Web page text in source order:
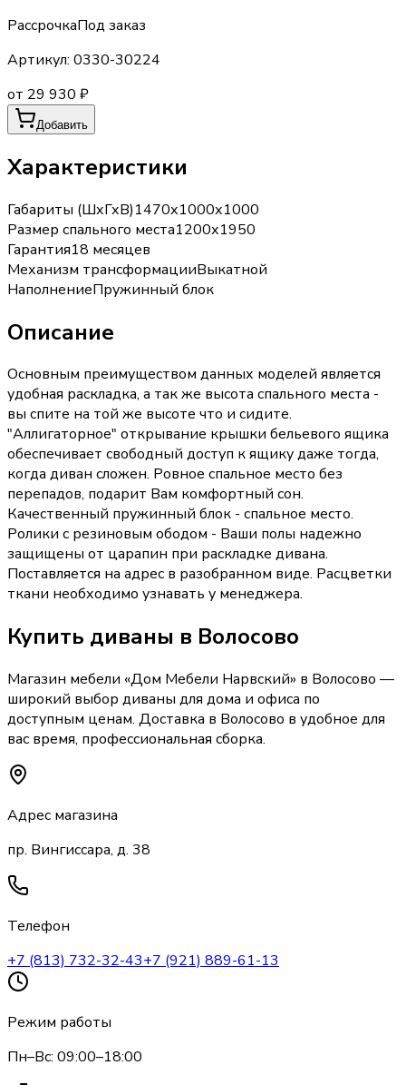
РассрочкаПод заказ
Артикул: 0330-30224
от 29 930 ₽
Добавить
Характеристики
Габариты (ШхГхВ)1470х1000х1000
Размер спального места1200х1950
Гарантия18 месяцев
Механизм трансформацииВыкатной
НаполнениеПружинный блок
Описание
Основным преимуществом данных моделей является
удобная раскладка, а так же высота спального места -
вы спите на той же высоте что и сидите.
"Аллигаторное" открывание крышки бельевого ящика
обеспечивает свободный доступ к ящику даже тогда,
когда диван сложен. Ровное спальное место без
перепадов, подарит Вам комфортный сон.
Качественный пружинный блок - спальное место.
Ролики с резиновым ободом - Ваши полы надежно
защищены от царапин при раскладке дивана.
Поставляется на адрес в разобранном виде. Расцветки
ткани необходимо узнавать у менеджера.
Купить диваны в Волосово
Магазин мебели «Дом Мебели Нарвский» в Волосово —
широкий выбор диваны для дома и офиса по
доступным ценам. Доставка в Волосово в удобное для
вас время, профессиональная сборка.
Адрес магазина
пр. Вингиссара, д. 38
Телефон
+7 (813) 732-32-43+7 (921) 889-61-13
Режим работы
Пн–Вс: 09:00–18:00